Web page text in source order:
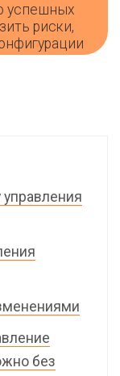
успешных
риски,
управления
без